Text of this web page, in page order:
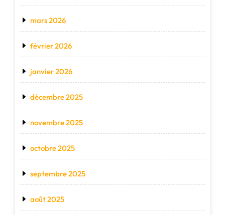
mars 2026
février 2026
janvier 2026
décembre 2025
novembre 2025
octobre 2025
septembre 2025
août 2025